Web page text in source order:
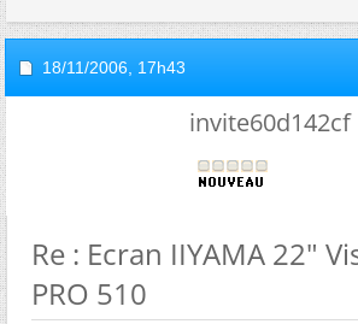
18/11/2006, 17h43
invite60d142cf
Re : Ecran IIYAMA 22"
PRO 510